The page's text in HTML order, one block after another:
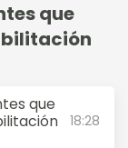
que
que
18:28